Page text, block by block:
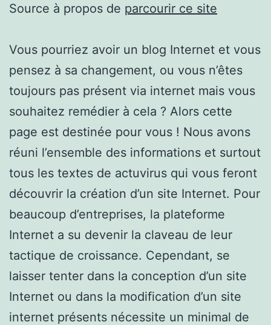
Source à propos de parcourir ce site
Vous pourriez avoir un blog Internet et vous
pensez à sa changement, ou vous n’êtes
toujours pas présent via internet mais vous
souhaitez remédier à cela ? Alors cette
page est destinée pour vous ! Nous avons
réuni l’ensemble des informations et surtout
tous les textes de actuvirus qui vous feront
découvrir la création d’un site Internet. Pour
beaucoup d’entreprises, la plateforme
Internet a su devenir la claveau de leur
tactique de croissance. Cependant, se
laisser tenter dans la conception d’un site
Internet ou dans la modification d’un site
internet présents nécessite un minimal de